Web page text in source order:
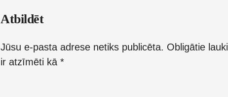
Atbildēt
Jūsu e-pasta adrese netiks publicēta. Obligātie lauki
ir atzīmēti kā *